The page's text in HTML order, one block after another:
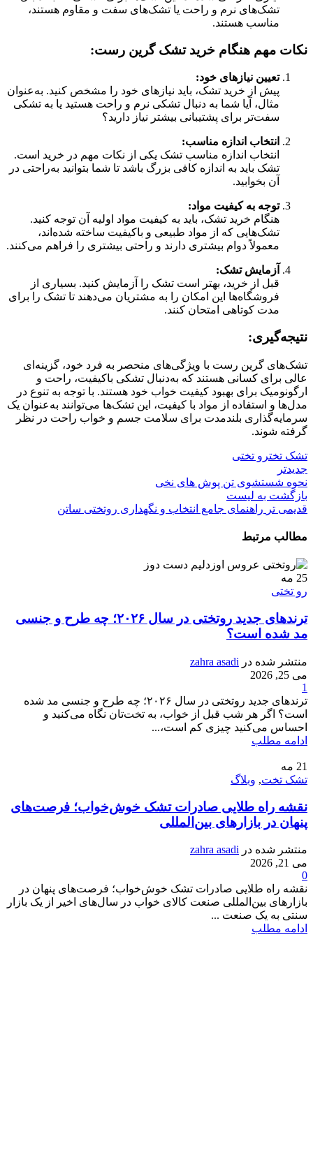
تشک‌های نرم و راحت یا تشک‌های سفت و مقاوم هستند،
مناسب هستند.
نکات مهم هنگام خرید تشک گرین رست:
تعیین نیازهای خود:
پیش از خرید تشک، باید نیازهای خود را مشخص کنید. به‌عنوان
مثال، آیا شما به دنبال تشکی نرم و راحت هستید یا به تشکی
سفت‌تر برای پشتیبانی بیشتر نیاز دارید؟
انتخاب اندازه مناسب:
انتخاب اندازه مناسب تشک یکی از نکات مهم در خرید است.
تشک باید به اندازه کافی بزرگ باشد تا شما بتوانید به‌راحتی در
آن بخوابید.
توجه به کیفیت مواد:
هنگام خرید تشک، باید به کیفیت مواد اولیه آن توجه کنید.
تشک‌هایی که از مواد طبیعی و باکیفیت ساخته شده‌اند،
معمولاً دوام بیشتری دارند و راحتی بیشتری را فراهم می‌کنند.
آزمایش تشک:
قبل از خرید، بهتر است تشک را آزمایش کنید. بسیاری از
فروشگاه‌ها این امکان را به مشتریان می‌دهند تا تشک را برای
مدت کوتاهی امتحان کنند.
نتیجه‌گیری:
تشک‌های گرین رست با ویژگی‌های منحصر به فرد خود، گزینه‌ای
عالی برای کسانی هستند که به‌دنبال تشکی باکیفیت، راحت و
ارگونومیک برای بهبود کیفیت خواب خود هستند. با توجه به تنوع در
مدل‌ها و استفاده از مواد با کیفیت، این تشک‌ها می‌توانند به‌عنوان یک
سرمایه‌گذاری بلندمدت برای سلامت جسم و خواب راحت در نظر
گرفته شوند.
تشک تخترو تختی
جدیدتر
نحوه شستشوی تن پوش های نخی
بازگشت به لیست
قدیمی تر راهنمای جامع انتخاب و نگهداری روتختی ساتن
مطالب مرتبط
25 مه
رو تختی
ترندهای جدید روتختی در سال ۲۰۲۶؛ چه طرح و جنسی
مد شده است؟
منتشر شده در zahra asadi
می 25, 2026
1
ترندهای جدید روتختی در سال ۲۰۲۶؛ چه طرح و جنسی مد شده
است؟ اگر هر شب قبل از خواب، به تخت‌تان نگاه می‌کنید و
احساس می‌کنید چیزی کم است،...
ادامه مطلب
21 مه
تشک تخت, وبلاگ
نقشه راه طلایی صادرات تشک خوش‌خواب؛ فرصت‌های
پنهان در بازارهای بین‌المللی
منتشر شده در zahra asadi
می 21, 2026
0
نقشه راه طلایی صادرات تشک خوش‌خواب؛ فرصت‌های پنهان در
بازارهای بین‌المللی صنعت کالای خواب در سال‌های اخیر از یک بازار
سنتی به یک صنعت ...
ادامه مطلب